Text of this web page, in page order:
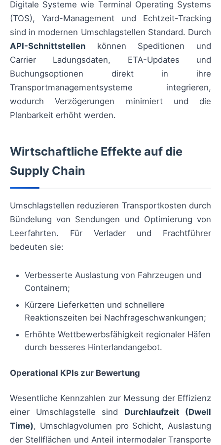
Digitale Systeme wie Terminal Operating Systems
(TOS), Yard-Management und Echtzeit-Tracking
sind in modernen Umschlagstellen Standard. Durch
API-Schnittstellen können Speditionen und
Carrier Ladungsdaten, ETA-Updates und
Buchungsoptionen direkt in ihre
Transportmanagementsysteme integrieren,
wodurch Verzögerungen minimiert und die
Planbarkeit erhöht werden.
Wirtschaftliche Effekte auf die
Supply Chain
Umschlagstellen reduzieren Transportkosten durch
Bündelung von Sendungen und Optimierung von
Leerfahrten. Für Verlader und Frachtführer
bedeuten sie:
Verbesserte Auslastung von Fahrzeugen und
Containern;
Kürzere Lieferketten und schnellere
Reaktionszeiten bei Nachfrageschwankungen;
Erhöhte Wettbewerbsfähigkeit regionaler Häfen
durch besseres Hinterlandangebot.
Operational KPIs zur Bewertung
Wesentliche Kennzahlen zur Messung der Effizienz
einer Umschlagstelle sind Durchlaufzeit (Dwell
Time), Umschlagvolumen pro Schicht, Auslastung
der Stellflächen und Anteil intermodaler Transporte